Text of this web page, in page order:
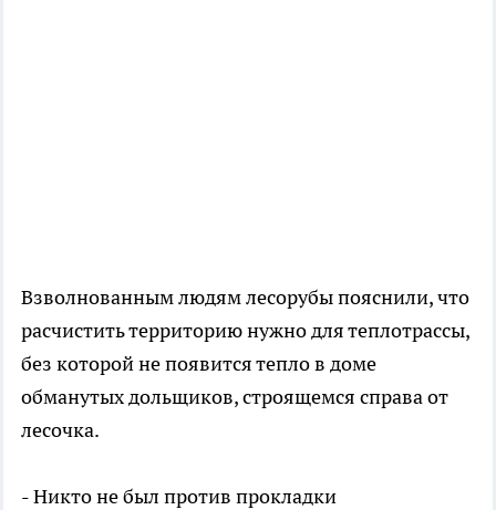
Взволнованным людям лесорубы пояснили, что
расчистить территорию нужно для теплотрассы,
без которой не появится тепло в доме
обманутых дольщиков, строящемся справа от
лесочка.
- Никто не был против прокладки